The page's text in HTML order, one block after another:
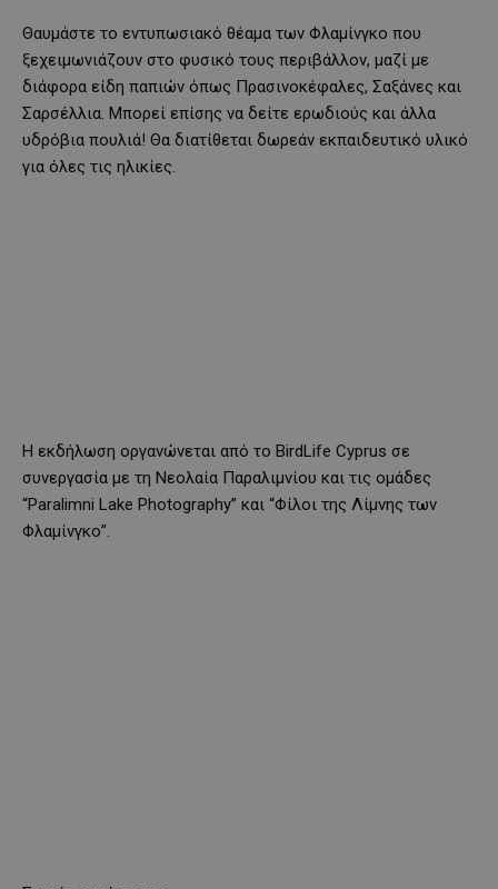
Θαυμάστε το εντυπωσιακό θέαμα των Φλαμίνγκο που
ξεχειμωνιάζουν στο φυσικό τους περιβάλλον, μαζί με
διάφορα είδη παπιών όπως Πρασινοκέφαλες, Σαξάνες και
Σαρσέλλια. Μπορεί επίσης να δείτε ερωδιούς και άλλα
υδρόβια πουλιά! Θα διατίθεται δωρεάν εκπαιδευτικό υλικό
για όλες τις ηλικίες.
Η εκδήλωση οργανώνεται από το BirdLife Cyprus σε
συνεργασία με τη Νεολαία Παραλιμνίου και τις ομάδες
“Paralimni Lake Photography” και “Φίλοι της Λίμνης των
Φλαμίνγκο”.